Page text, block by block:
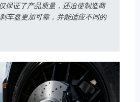
保证了产品质量，还迫使制造商
车盘更加可靠，并能适应不同的